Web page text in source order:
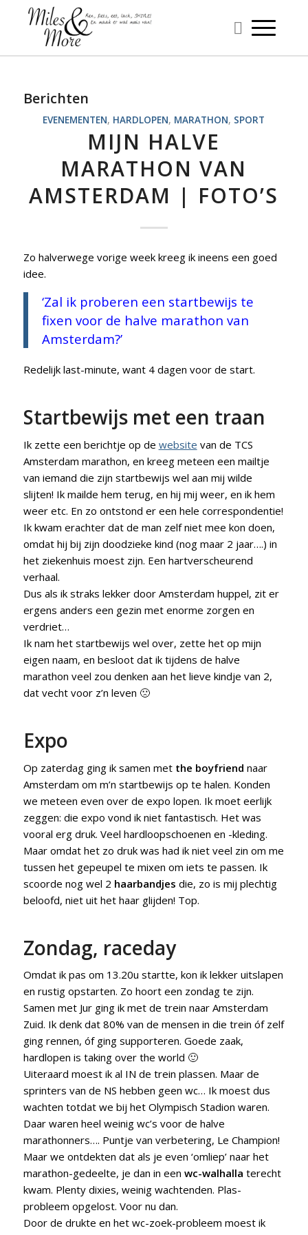
Berichten
EVENEMENTEN, HARDLOPEN, MARATHON, SPORT
MIJN HALVE
MARATHON VAN
AMSTERDAM | FOTO’S
Zo halverwege vorige week kreeg ik ineens een goed
idee.
‘Zal ik proberen een startbewijs te
fixen voor de halve marathon van
Amsterdam?’
Redelijk last-minute, want 4 dagen voor de start.
Startbewijs met een traan
Ik zette een berichtje op de website van de TCS
Amsterdam marathon, en kreeg meteen een mailtje
van iemand die zijn startbewijs wel aan mij wilde
slijten! Ik mailde hem terug, en hij mij weer, en ik hem
weer etc. En zo ontstond er een hele correspondentie!
Ik kwam erachter dat de man zelf niet mee kon doen,
omdat hij bij zijn doodzieke kind (nog maar 2 jaar….) in
het ziekenhuis moest zijn. Een hartverscheurend
verhaal.
Dus als ik straks lekker door Amsterdam huppel, zit er
ergens anders een gezin met enorme zorgen en
verdriet…
Ik nam het startbewijs wel over, zette het op mijn
eigen naam, en besloot dat ik tijdens de halve
marathon veel zou denken aan het lieve kindje van 2,
dat vecht voor z’n leven 🙁
Expo
Op zaterdag ging ik samen met the boyfriend naar
Amsterdam om m’n startbewijs op te halen. Konden
we meteen even over de expo lopen. Ik moet eerlijk
zeggen: die expo vond ik niet fantastisch. Het was
vooral erg druk. Veel hardloopschoenen en -kleding.
Maar omdat het zo druk was had ik niet veel zin om me
tussen het gepeupel te mixen om iets te passen. Ik
scoorde nog wel 2 haarbandjes die, zo is mij plechtig
beloofd, niet uit het haar glijden! Top.
Zondag, raceday
Omdat ik pas om 13.20u startte, kon ik lekker uitslapen
en rustig opstarten. Zo hoort een zondag te zijn.
Samen met Jur ging ik met de trein naar Amsterdam
Zuid. Ik denk dat 80% van de mensen in die trein óf zelf
ging rennen, óf ging supporteren. Goede zaak,
hardlopen is taking over the world 🙂
Uiteraard moest ik al IN de trein plassen. Maar de
sprinters van de NS hebben geen wc… Ik moest dus
wachten totdat we bij het Olympisch Stadion waren.
Daar waren heel weinig wc’s voor de halve
marathonners…. Puntje van verbetering, Le Champion!
Maar we ontdekten dat als je even ‘omliep’ naar het
marathon-gedeelte, je dan in een wc-walhalla terecht
kwam. Plenty dixies, weinig wachtenden. Plas-
probleem opgelost. Voor nu dan.
Door de drukte en het wc-zoek-probleem moest ik